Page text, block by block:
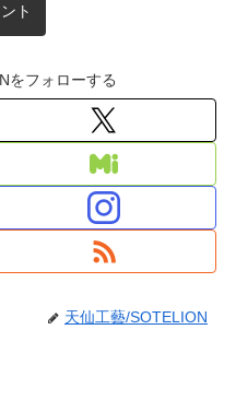
ト
をフォローする
天仙工藝/SOTELION